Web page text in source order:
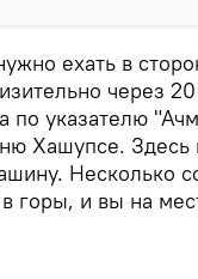
ехать в
через
по указателю
Хашупсе. Здесь
Несколько
горы, и вы на